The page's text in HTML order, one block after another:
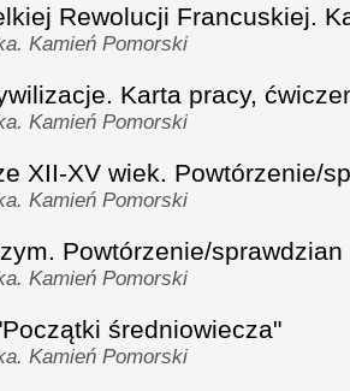
Rewolucji Francuskiej.
Kamień Pomorski
Karta pracy,
Kamień Pomorski
XII-XV wiek. Powtórzenie/
Kamień Pomorski
Powtórzenie/sprawdzian
Kamień Pomorski
średniowiecza"
Kamień Pomorski